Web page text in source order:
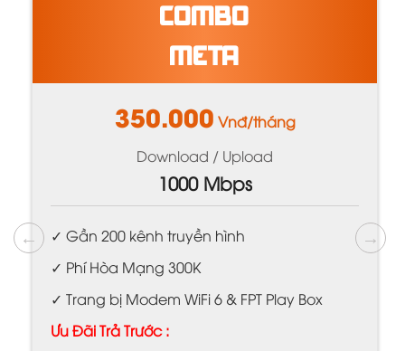
COMBO
META
350.000 Vnđ/tháng
Download / Upload
1000 Mbps
✓ Gần 200 kênh truyền hình
✓ Phí Hòa Mạng 300K
✓ Trang bị Modem WiFi 6 & FPT Play Box
Ưu Đãi Trả Trước :